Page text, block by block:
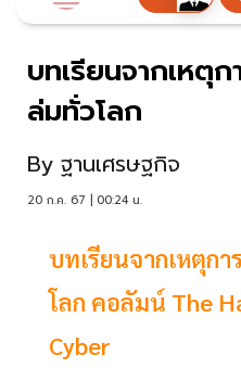
บทเรียนจากเหตุ
ล่มทั่วโลก
By ฐานเศรษฐกิจ
20 ก.ค. 67 | 00:24 น.
บทเรียนจากเหตุก
โลก คอลัมน์ The
Cyber